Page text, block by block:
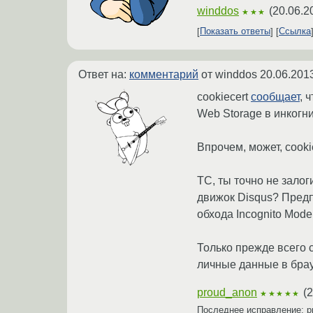
winddos ★★★ (
Показать ответы Ссылка
Ответ на: комментарий от winddos
cookiecertсообщает,
Web Storage в
Впрочем, может,
ТС, ты точно не
движок Disqus?
обхода Incognito
Только прежде всего
личные данные в
proud_anon ★★★★★ (
Последнее исправление: